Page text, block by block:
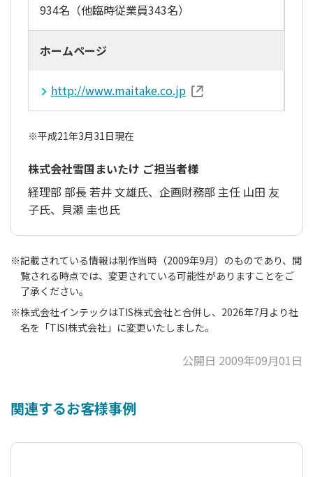
934名（他臨時従業員343名）
ホームページ
http://www.maitake.co.jp
※平成21年3月31日現在
株式会社雪国まいたけ ご担当者様
経理部 部長 若井 文雄氏、企画財務部 主任 山田 友
子氏、貝瀬 圭也氏
※記載されている情報は制作当時（2009年9月）のものであり、閲
覧される時点では、変更されている可能性がありますことをご
了承ください。
※株式会社インテックはTIS株式会社と合併し、2026年7月より社
名を「TISI株式会社」に変更いたしました。
公開日 2009年09月01日
関連するお客様事例